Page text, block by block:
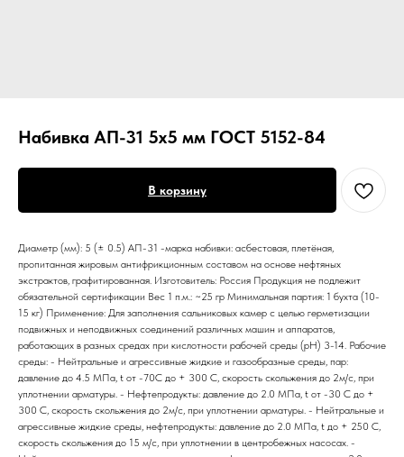
Набивка АП-31 5х5 мм ГОСТ 5152-84
В корзину
Диаметр (мм): 5 (± 0.5) АП-31 -марка набивки: асбестовая, плетёная,
пропитанная жировым антифрикционным составом на основе нефтяных
экстрактов, графитированная. Изготовитель: Россия Продукция не подлежит
обязательной сертификации Вес 1 п.м.: ~25 гр Минимальная партия: 1 бухта (10-
15 кг) Применение: Для заполнения сальниковых камер с целью герметизации
подвижных и неподвижных соединений различных машин и аппаратов,
работающих в разных средах при кислотности рабочей среды (pH) 3-14. Рабочие
среды: - Нейтральные и агрессивные жидкие и газообразные среды, пар:
давление до 4.5 МПа, t от -70С до + 300 С, скорость скольжения до 2м/с, при
уплотнении арматуры. - Нефтепродукты: давление до 2.0 МПа, t от -30 С до +
300 С, скорость скольжения до 2м/с, при уплотнении арматуры. - Нейтральные и
агрессивные жидкие среды, нефтепродукты: давление до 2.0 МПа, t до + 250 С,
скорость скольжения до 15 м/с, при уплотнении в центробежных насосах. -